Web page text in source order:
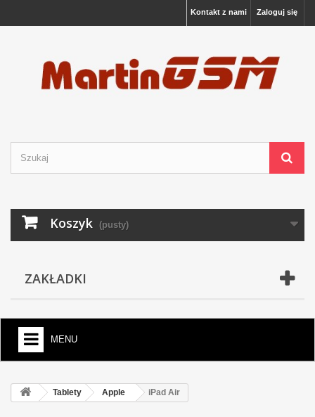
Zaloguj się
Kontakt z nami
Koszyk (pusty)
ZAKŁADKI
MENU
Tablety Apple iPad Air